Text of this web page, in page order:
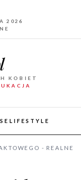
2026
KOBIET
LIFESTYLE
- REALNE